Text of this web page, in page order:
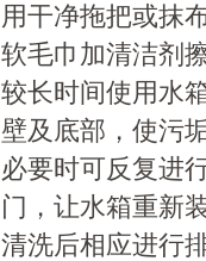
用干净拖把或抹
软毛巾加清洁剂
较长时间使用水
壁及底部，使污
必要时可反复进
门，让水箱重新
清洗后相应进行